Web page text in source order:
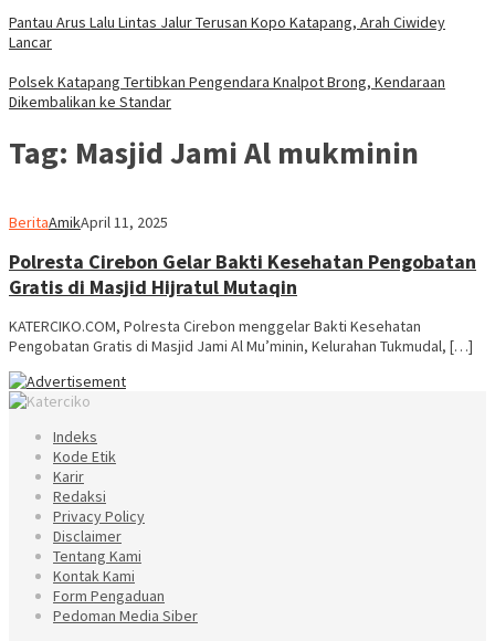
Pantau Arus Lalu Lintas Jalur Terusan Kopo Katapang, Arah Ciwidey
Lancar
Polsek Katapang Tertibkan Pengendara Knalpot Brong, Kendaraan
Dikembalikan ke Standar
Tag: Masjid Jami Al mukminin
BeritaAmikApril 11, 2025
Polresta Cirebon Gelar Bakti Kesehatan Pengobatan
Gratis di Masjid Hijratul Mutaqin
KATERCIKO.COM, Polresta Cirebon menggelar Bakti Kesehatan
Pengobatan Gratis di Masjid Jami Al Mu’minin, Kelurahan Tukmudal, […]
Indeks
Kode Etik
Karir
Redaksi
Privacy Policy
Disclaimer
Tentang Kami
Kontak Kami
Form Pengaduan
Pedoman Media Siber